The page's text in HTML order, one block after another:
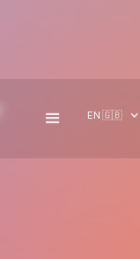
EN 🇬🇧